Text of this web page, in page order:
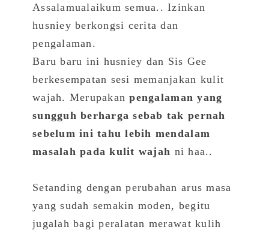
Assalamualaikum semua.. Izinkan
husniey berkongsi cerita dan
pengalaman.
Baru baru ini husniey dan Sis Gee
berkesempatan sesi memanjakan kulit
wajah. Merupakanpengalaman yang
sungguh berharga sebab tak pernah
sebelum ini tahu lebih mendalam
masalah pada kulit wajah ni haa..
Setanding dengan perubahan arus masa
yang sudah semakin moden, begitu
jugalah bagi peralatan merawat kulih